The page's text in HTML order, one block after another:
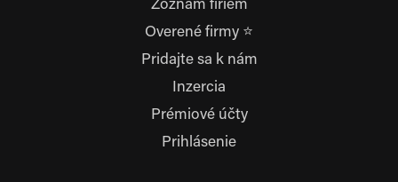
Zoznam firiem
Overené firmy ⭐
Pridajte sa k nám
Inzercia
Prémiové účty
Prihlásenie